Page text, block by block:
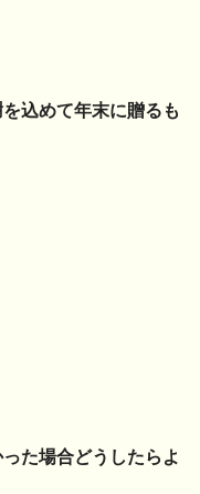
込めて年末に贈るも
た場合どうしたらよ